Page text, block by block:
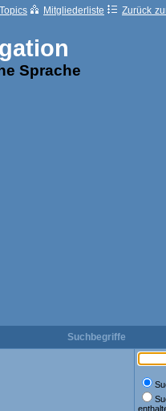
Mitgliederliste
Zurück
Sprache
Suchbegriffe